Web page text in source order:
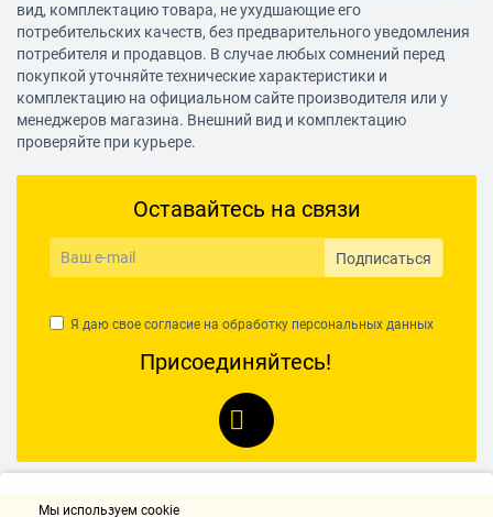
вид, комплектацию товара, не ухудшающие его
потребительских качеств, без предварительного уведомления
потребителя и продавцов. В случае любых сомнений перед
покупкой уточняйте технические характеристики и
комплектацию на официальном сайте производителя или у
менеджеров магазина. Внешний вид и комплектацию
проверяйте при курьере.
Оставайтесь на связи
Подписаться
Я даю свое согласие на обработку персональных данных
Присоединяйтесь!
Мы используем cookie